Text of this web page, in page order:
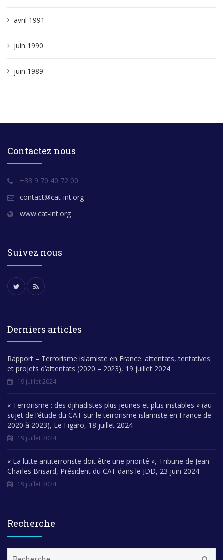
avril 1991
juin 1990
juin 1989
Contactez nous
+33 9 70 40 72 00
contact@cat-int.org
www.cat-int.org
Suivez nous
Derniers articles
Rapport – Terrorisme islamiste en France: attentats, tentatives
et projets d’attentats (2020 – 2023), 19 juillet 2024
19 juillet 2024
« Terrorisme : des djihadistes plus jeunes et plus instables » (au
sujet de l’étude du CAT sur le terrorisme islamiste en France de
2020 à 2023), Le Figaro, 18 juillet 2024
19 juillet 2024
« La lutte antiterroriste doit être une priorité », Tribune de Jean-
Charles Brisard, Président du CAT dans le JDD, 23 juin 2024
19 juillet 2024
Recherche